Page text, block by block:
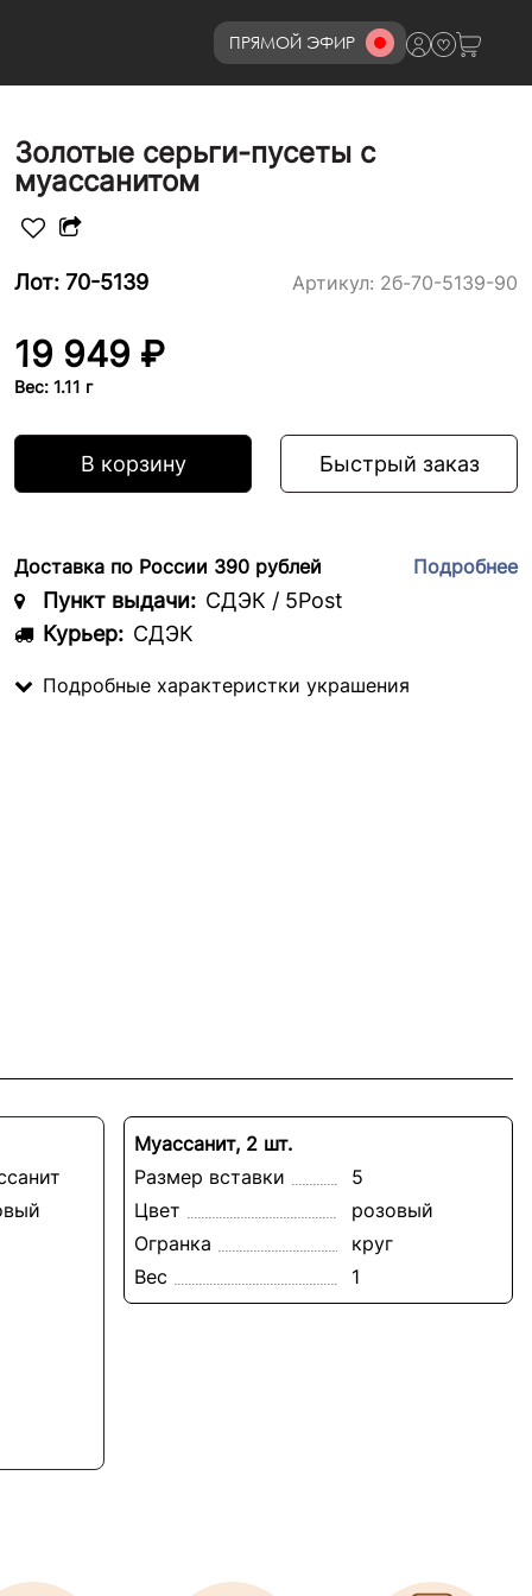
ПРЯМОЙ ЭФИР8 (800)777-72-69
Золотые серьги-пусеты с
муассанитом
Лот: 70-5139 Артикул: 2б-70-5139-90
19 949 ₽
Вес: 1.11 г
В корзину Быстрый заказ
Доставка по России 390 рублей Подробнее
Пункт выдачи: СДЭК / 5Post
Курьер: СДЭК
Подробные характеристки украшения
Муассанит, 2 шт.
Размер вставки
5
Цвет
розовый
Огранка
круг
Вес
1